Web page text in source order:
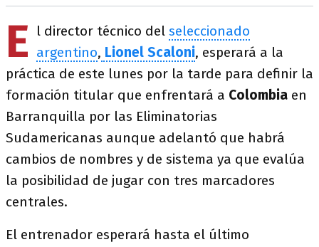
E l director técnico del seleccionado
argentino, Lionel Scaloni, esperará a la
práctica de este lunes por la tarde para definir la
formación titular que enfrentará a Colombia en
Barranquilla por las Eliminatorias
Sudamericanas aunque adelantó que habrá
cambios de nombres y de sistema ya que evalúa
la posibilidad de jugar con tres marcadores
centrales.
El entrenador esperará hasta el último